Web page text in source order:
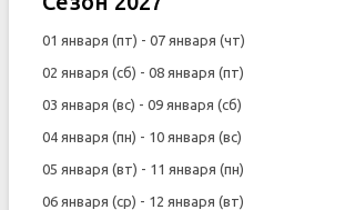
01 января (пт) - 07 января (чт)
02 января (сб) - 08 января (пт)
03 января (вс) - 09 января (сб)
04 января (пн) - 10 января (вс)
05 января (вт) - 11 января (пн)
06 января (ср) - 12 января (вт)